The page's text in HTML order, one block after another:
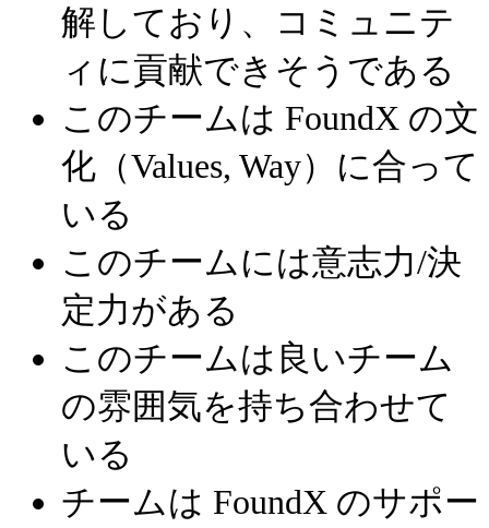
解しており、コミュニテ
ィに貢献できそうである
このチームは FoundX の文
化（Values, Way）に合って
いる
このチームには意志力/決
定力がある
このチームは良いチーム
の雰囲気を持ち合わせて
いる
チームは FoundX のサポー